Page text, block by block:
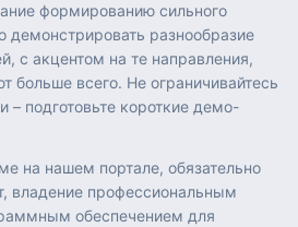
формированию сильного
демонстрировать разнообразие
с акцентом на те направления,
больше всего. Не ограничивайтесь
подготовьте короткие демо-
на нашем портале, обязательно
владение профессиональным
обеспечением для